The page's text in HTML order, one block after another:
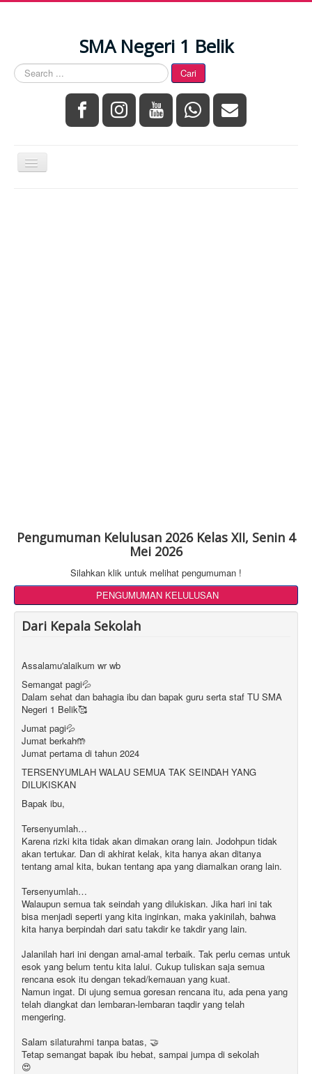
SMA Negeri 1 Belik
Search
...
Cari
Toggle
Navigation
Pengumuman Kelulusan 2026 Kelas XII, Senin 4
Mei 2026
Silahkan klik untuk melihat pengumuman !
PENGUMUMAN KELULUSAN
Dari Kepala Sekolah
Assalamu'alaikum wr wb
Semangat pagi💦
Dalam sehat dan bahagia ibu dan bapak guru serta staf TU SMA
Negeri 1 Belik🥰
Jumat pagi💦
Jumat berkah🤲
Jumat pertama di tahun 2024
TERSENYUMLAH WALAU SEMUA TAK SEINDAH YANG
DILUKISKAN
Bapak ibu,
Tersenyumlah…
Karena rizki kita tidak akan dimakan orang lain. Jodohpun tidak
akan tertukar. Dan di akhirat kelak, kita hanya akan ditanya
tentang amal kita, bukan tentang apa yang diamalkan orang lain.
Tersenyumlah…
Walaupun semua tak seindah yang dilukiskan. Jika hari ini tak
bisa menjadi seperti yang kita inginkan, maka yakinilah, bahwa
kita hanya berpindah dari satu takdir ke takdir yang lain.
Jalanilah hari ini dengan amal-amal terbaik. Tak perlu cemas untuk
esok yang belum tentu kita lalui. Cukup tuliskan saja semua
rencana esok itu dengan tekad/kemauan yang kuat.
Namun ingat. Di ujung semua goresan rencana itu, ada pena yang
telah diangkat dan lembaran-lembaran taqdir yang telah
mengering.
Salam silaturahmi tanpa batas, 🤝
Tetap semangat bapak ibu hebat, sampai jumpa di sekolah
😍